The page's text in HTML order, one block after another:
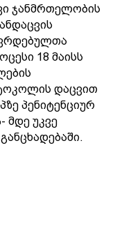
ჯანმრთელობის
18 მაისს
დაცვით
პენიტენციურ
მდე უკვე